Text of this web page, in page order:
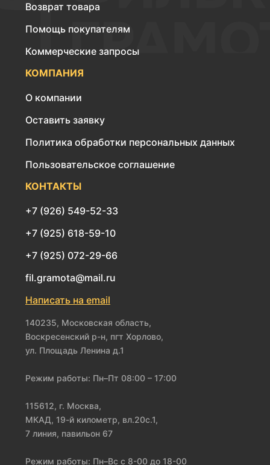
Возврат товара
Помощь покупателям
Коммерческие запросы
КОМПАНИЯ
О компании
Оставить заявку
Политика обработки персональных данных
Пользовательское соглашение
КОНТАКТЫ
+7 (926) 549-52-33
+7 (925) 618-59-10
+7 (925) 072-29-66
fil.gramota@mail.ru
Написать на email
140235, Московская область,
Воскресенский р-н, пгт Хорлово,
ул. Площадь Ленина д.1
Режим работы: Пн–Пт 08:00 – 17:00
115612, г. Москва,
МКАД, 19-й километр, вл.20с.1,
7 линия, павильон 67
Режим работы: Пн–Вс с 8-00 до 18-00